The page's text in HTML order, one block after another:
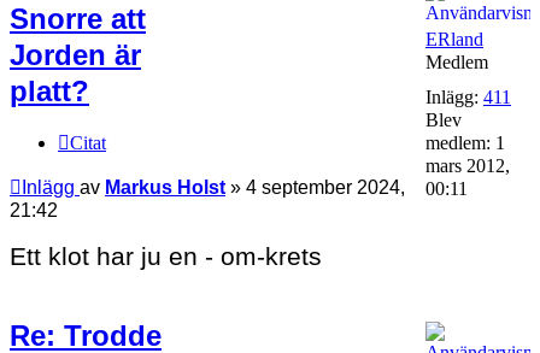
Snorre att
Jorden är
platt?
Citat
Inlägg av Markus Holst » 4 september 2024,
21:42
Ett klot har ju en - om-krets
ERland
Medlem
Inlägg: 411
Blev
medlem: 1
mars 2012,
00:11
Re: Trodde